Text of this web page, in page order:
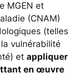
MGEN et
(CNAM)
(telles
vulnérabilité
et appliquer
en œuvre